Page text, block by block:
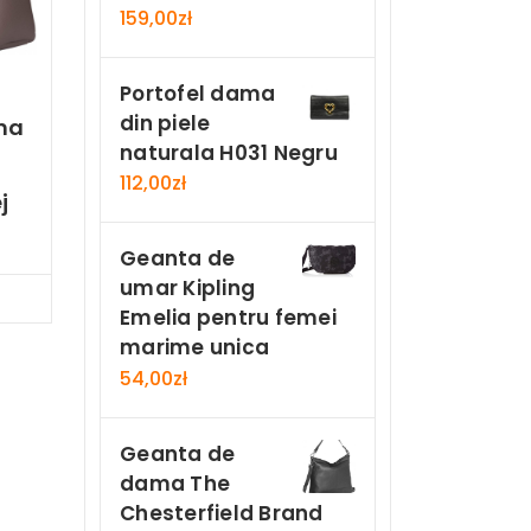
159,00zł
Portofel dama
din piele
naturala H031 Negru
112,00zł
Geanta de
umar Kipling
Emelia pentru femei
marime unica
54,00zł
Geanta de
dama The
Chesterfield Brand